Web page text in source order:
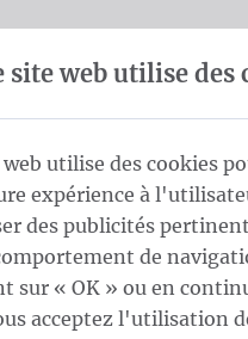
de la langue
mobile
:
pays d'Amérique du Sud
100x150 cm
Guyane
site web utilise des
web utilise des cookies
expérience à
des publicités
de
sur « OK » ou en
acceptez l'utilisation